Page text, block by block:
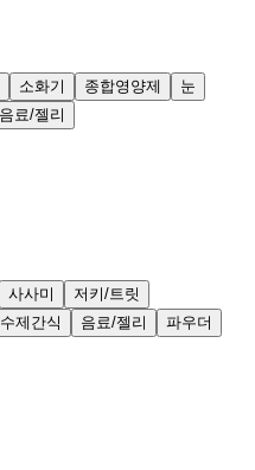
소화기 종합영양제
눈
음료/젤리
사사미
저키/트릿
수제간식 음료/젤리 파우더